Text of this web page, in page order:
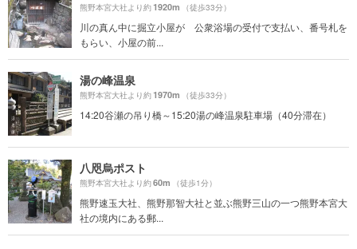
熊野本宮大社より約1920m （徒歩33分）
川の真ん中に掘立小屋が 公衆浴場の受付で支払い、番号札を
もらい、小屋の前...
湯の峰温泉
熊野本宮大社より約1970m （徒歩33分）
14:20谷瀬の吊り橋～15:20湯の峰温泉駐車場（40分滞在）
八咫烏ポスト
熊野本宮大社より約60m （徒歩1分）
熊野速玉大社、熊野那智大社と並ぶ熊野三山の一つ熊野本宮大
社の境内にある郵...